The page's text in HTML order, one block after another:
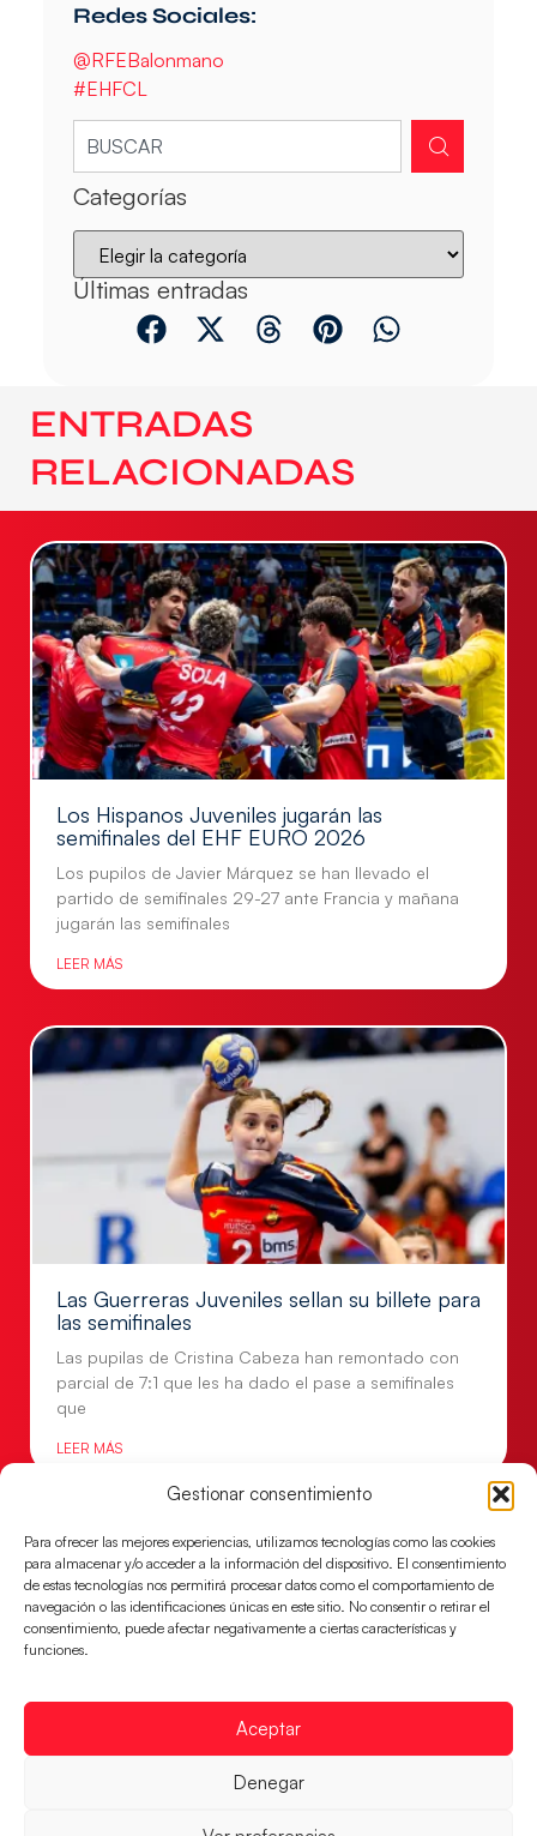
Gestionar consentimiento
Para ofrecer las mejores experiencias, utilizamos tecnologías como las cookies
para almacenar y/o acceder a la información del dispositivo. El consentimiento
de estas tecnologías nos permitirá procesar datos como el comportamiento de
navegación o las identificaciones únicas en este sitio. No consentir o retirar el
consentimiento, puede afectar negativamente a ciertas características y
funciones.
Aceptar
Denegar
Redes Sociales:
@RFEBalonmano
#EHFCL
Categorías
Últimas entradas
ENTRADAS
RELACIONADAS
Los Hispanos Juveniles jugarán las
semifinales del EHF EURO 2026
Los pupilos de Javier Márquez se han llevado el
partido de semifinales 29-27 ante Francia y mañana
jugarán las semifinales
LEER MÁS
Las Guerreras Juveniles sellan su billete para
las semifinales
Las pupilas de Cristina Cabeza han remontado con
parcial de 7:1 que les ha dado el pase a semifinales
que
LEER MÁS
Un clásico ante Francia para buscar el